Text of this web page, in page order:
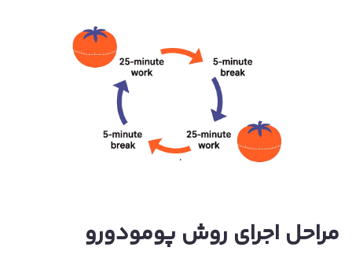
مراحل اجرای روش پومودورو